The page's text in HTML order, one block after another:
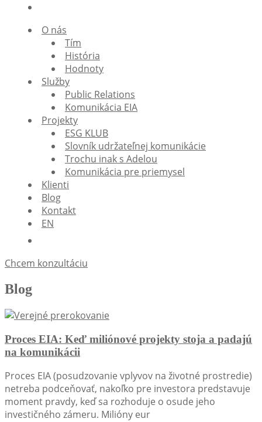
O nás
Tím
História
Hodnoty
Služby
Public Relations
Komunikácia EIA
Projekty
ESG KLUB
Slovník udržateľnej komunikácie
Trochu inak s Adelou
Komunikácia pre priemysel
Klienti
Blog
Kontakt
EN
Chcem konzultáciu
Blog
Proces EIA: Keď miliónové projekty stoja a padajú
na komunikácii
Proces EIA (posudzovanie vplyvov na životné prostredie)
netreba podceňovať, nakoľko pre investora predstavuje
moment pravdy, keď sa rozhoduje o osude jeho
investičného zámeru. Milióny eur